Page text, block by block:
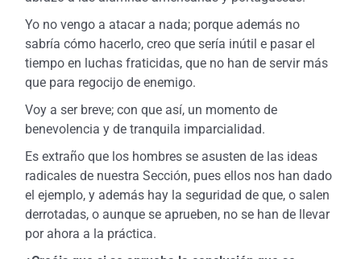
Yo no vengo a atacar a nada; porque además no
sabría cómo hacerlo, creo que sería inútil e pasar el
tiempo en luchas fraticidas, que no han de servir más
que para regocijo de enemigo.
Voy a ser breve; con que así, un momento de
benevolencia y de tranquila imparcialidad.
Es extraño que los hombres se asusten de las ideas
radicales de nuestra Sección, pues ellos nos han dado
el ejemplo, y además hay la seguridad de que, o salen
derrotadas, o aunque se aprueben, no se han de llevar
por ahora a la práctica.